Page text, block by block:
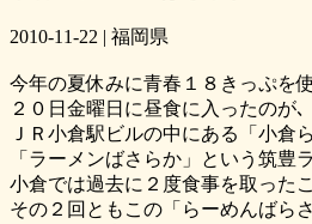
2010-11-22 | 福岡県
今年の夏休みに青春１８きっぷを
２０日金曜日に昼食に入ったのが､
ＪＲ小倉駅ビルの中にある「小倉
「ラーメンばさらか」という筑豊
小倉では過去に２度食事を取った
その２回ともこの「らーめんばら